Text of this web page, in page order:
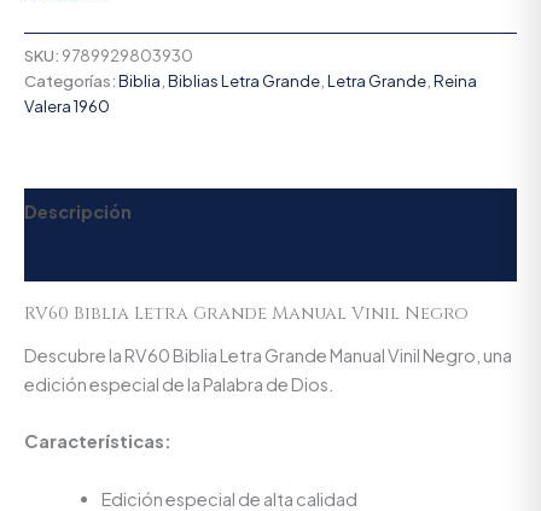
SKU: 9789929803930
Categorías:Biblia Biblias Letra Grande Letra Grande Reina
Valera 1960
Descripción
RV60 Biblia Letra Grande Manual Vinil Negro
Descubre la RV60 Biblia Letra Grande Manual Vinil Negro, una
edición especial de la Palabra de Dios.
Características:
Edición especial de alta calidad